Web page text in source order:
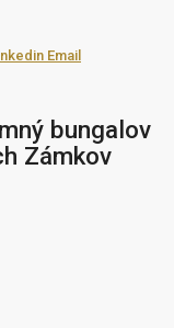
Email
bungalov
Zámkov